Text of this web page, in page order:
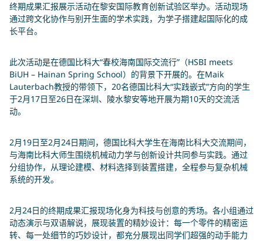
终期成果汇报展示活动在黎安国际教育创新试验区举办。活动现场
通过跨文化协作与别开生面的学术实践，为学子搭建起国际化的成
长平台。
此次活动是在德国比科大“春校海南国际交流行”（HSBI meets
BiUH – Hainan Spring School）的背景下开展的。在Maik
Lauterbach教授的带领下，20名德国比科大“实践嵌式”方向的学生
于2月17日至26日在深圳、陵水黎安等地开展为期10天的交流活
动。
2月19日至2月24日期间，德国比科大学生在海南比科大交流期间，
与海南比科大师生围绕机械动力学与创新设计共同参与实践。通过
分组协作，从理论建模、材料选择到装置搭建，全程参与复杂机械
系统的开发。
2月24日的终期成果汇报现场化身为科技与创意的秀场。各小组通过
动态演示与双语解说，展现装置的精妙设计：每一个零件的精密运
转、每一处细节的巧妙设计，都充分展现出同学们超强的动手能力
你在寻找什么？